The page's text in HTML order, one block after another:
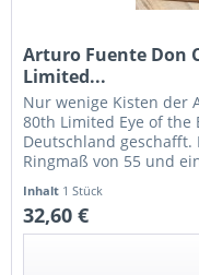
Arturo Fuente Don
Limited...
Nur wenige Kisten der
80th Limited Eye of
Deutschland geschafft.
Ringmaß von 55 und
Inhalt 1 Stück
32,60 €